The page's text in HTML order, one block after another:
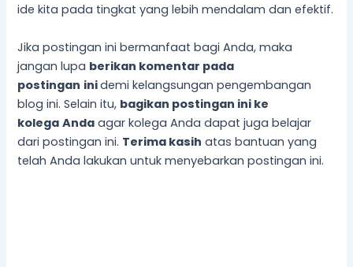
ide kita pada tingkat yang lebih mendalam dan efektif.
Jika postingan ini bermanfaat bagi Anda, maka
jangan lupa berikan komentar pada
postingan inidemi kelangsungan pengembangan
blog ini. Selain itu, bagikan postingan ini ke
kolega Anda agar kolega Anda dapat juga belajar
dari postingan ini. Terima kasih atas bantuan yang
telah Anda lakukan untuk menyebarkan postingan ini.